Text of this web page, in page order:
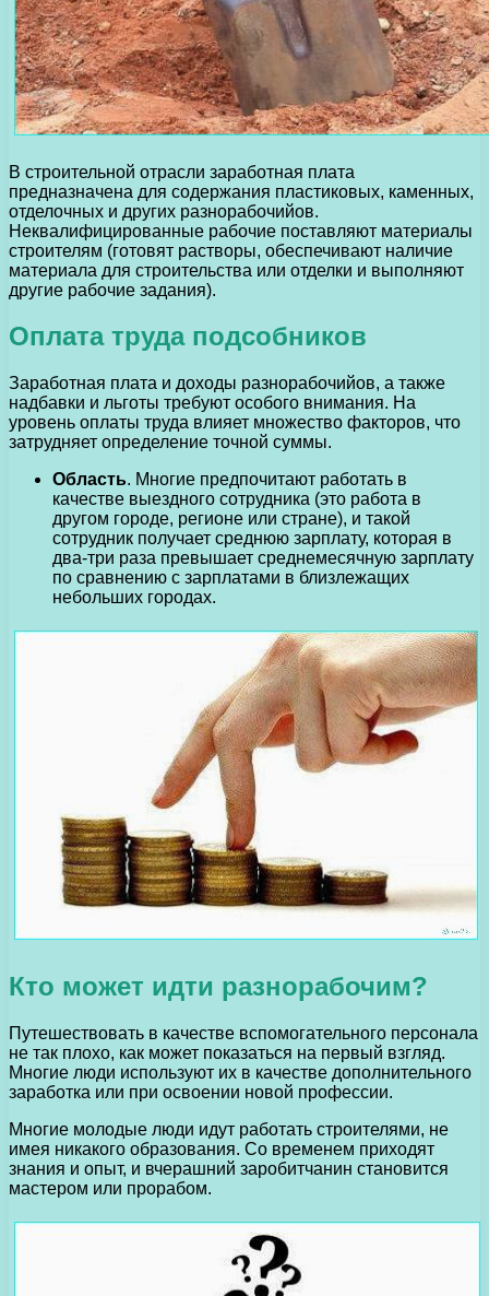
В строительной отрасли заработная плата
предназначена для содержания пластиковых, каменных,
отделочных и других разнорабочийов.
Неквалифицированные рабочие поставляют материалы
строителям (готовят растворы, обеспечивают наличие
материала для строительства или отделки и выполняют
другие рабочие задания).
Оплата труда подсобников
Заработная плата и доходы разнорабочийов, а также
надбавки и льготы требуют особого внимания. На
уровень оплаты труда влияет множество факторов, что
затрудняет определение точной суммы.
Область. Многие предпочитают работать в
качестве выездного сотрудника (это работа в
другом городе, регионе или стране), и такой
сотрудник получает среднюю зарплату, которая в
два-три раза превышает среднемесячную зарплату
по сравнению с зарплатами в близлежащих
небольших городах.
Кто может идти разнорабочим?
Путешествовать в качестве вспомогательного персонала
не так плохо, как может показаться на первый взгляд.
Многие люди используют их в качестве дополнительного
заработка или при освоении новой профессии.
Многие молодые люди идут работать строителями, не
имея никакого образования. Со временем приходят
знания и опыт, и вчерашний заробитчанин становится
мастером или прорабом.